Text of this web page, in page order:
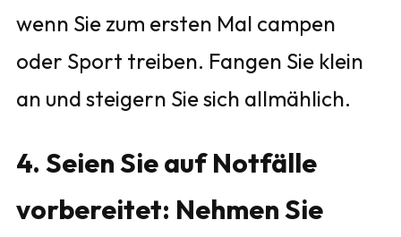
wenn Sie zum ersten Mal campen
oder Sport treiben. Fangen Sie klein
an und steigern Sie sich allmählich.
4. Seien Sie auf Notfälle
vorbereitet: Nehmen Sie